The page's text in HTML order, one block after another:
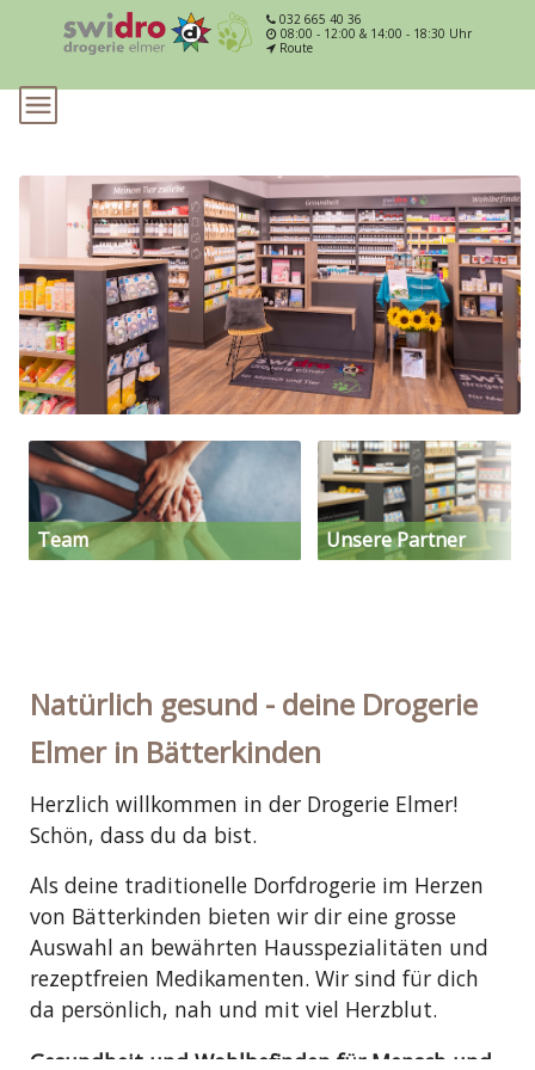
032 665 40 36
08:00 - 12:00 & 14:00 - 18:30 Uhr
Route
Slide 1 of 1
Team Unsere Partner
Natürlich gesund - deine Drogerie
Elmer in Bätterkinden
Herzlich willkommen in der Drogerie Elmer!
Schön, dass du da bist.
Als deine traditionelle Dorfdrogerie im Herzen
von Bätterkinden bieten wir dir eine grosse
Auswahl an bewährten Hausspezialitäten und
rezeptfreien Medikamenten. Wir sind für dich
da persönlich, nah und mit viel Herzblut.
Gesundheit und Wohlbefinden für Mensch und